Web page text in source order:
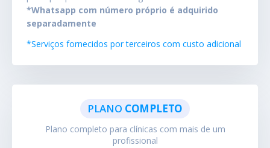
PLANO COMPLETO
Plano completo para clínicas com mais de um
profissional
*Whatsapp com número próprio é adquirido
separadamente
*Serviços fornecidos por terceiros com custo adicional